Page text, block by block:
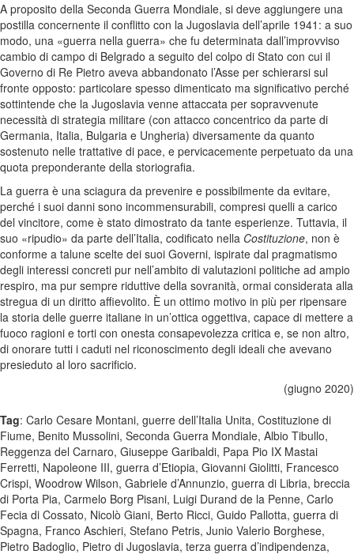
A proposito della Seconda Guerra Mondiale, si deve aggiungere una
postilla concernente il conflitto con la Jugoslavia dell’aprile 1941: a suo
modo, una «guerra nella guerra» che fu determinata dall’improvviso
cambio di campo di Belgrado a seguito del colpo di Stato con cui il
Governo di Re Pietro aveva abbandonato l’Asse per schierarsi sul
fronte opposto: particolare spesso dimenticato ma significativo perché
sottintende che la Jugoslavia venne attaccata per sopravvenute
necessità di strategia militare (con attacco concentrico da parte di
Germania, Italia, Bulgaria e Ungheria) diversamente da quanto
sostenuto nelle trattative di pace, e pervicacemente perpetuato da una
quota preponderante della storiografia.
La guerra è una sciagura da prevenire e possibilmente da evitare,
perché i suoi danni sono incommensurabili, compresi quelli a carico
del vincitore, come è stato dimostrato da tante esperienze. Tuttavia, il
suo «ripudio» da parte dell’Italia, codificato nella Costituzione, non è
conforme a talune scelte dei suoi Governi, ispirate dal pragmatismo
degli interessi concreti pur nell’ambito di valutazioni politiche ad ampio
respiro, ma pur sempre riduttive della sovranità, ormai considerata alla
stregua di un diritto affievolito. È un ottimo motivo in più per ripensare
la storia delle guerre italiane in un’ottica oggettiva, capace di mettere a
fuoco ragioni e torti con onesta consapevolezza critica e, se non altro,
di onorare tutti i caduti nel riconoscimento degli ideali che avevano
presieduto al loro sacrificio.
(giugno 2020)
Tag: Carlo Cesare Montani, guerre dell’Italia Unita, Costituzione di
Fiume, Benito Mussolini, Seconda Guerra Mondiale, Albio Tibullo,
Reggenza del Carnaro, Giuseppe Garibaldi, Papa Pio IX Mastai
Ferretti, Napoleone III, guerra d’Etiopia, Giovanni Giolitti, Francesco
Crispi, Woodrow Wilson, Gabriele d’Annunzio, guerra di Libria, breccia
di Porta Pia, Carmelo Borg Pisani, Luigi Durand de la Penne, Carlo
Fecia di Cossato, Nicolò Giani, Berto Ricci, Guido Pallotta, guerra di
Spagna, Franco Aschieri, Stefano Petris, Junio Valerio Borghese,
Pietro Badoglio, Pietro di Jugoslavia, terza guerra d’indipendenza,